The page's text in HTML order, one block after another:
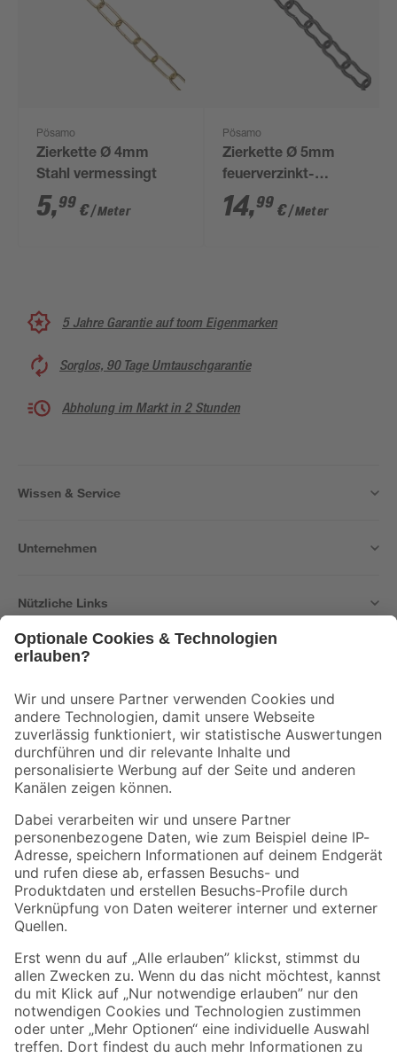
Pösamo
Zierkette Ø 4mm
Stahl vermessingt
5,99 €/ Meter
Pösamo
Zierkette Ø 5mm
feuerverzinkt-
geschwärzt
14,99 €/ Meter
5 Jahre Garantie auf toom Eigenmarken
Sorglos, 90 Tage Umtauschgarantie
Abholung im Markt in 2 Stunden
Wissen & Service
Unternehmen
Nützliche Links
Der toom Newsletter: Keine Angebote und Aktionen mehr verpassen!
Zur Newsletter Anmeldung
Folge uns
Zahlungsarten Versandarten
Sicher einkaufen
Jetzt die toom-App herunterladen